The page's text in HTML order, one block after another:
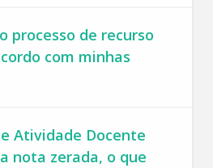
processo de recurso
com minhas
Atividade Docente
nota zerada, o que